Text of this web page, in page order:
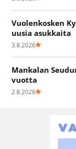
Vuolenkosken
uusia asukkaita
3.8.2026
Mankalan
vuotta
2.8.2026